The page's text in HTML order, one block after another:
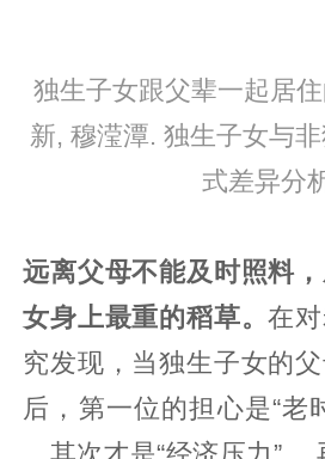
独生子女跟父辈一起居
新, 穆滢潭. 独生子女与
式差异分
远离父母不能及时照料
女身上最重的稻草。在
究发现，当独生子女的
后，第一位的担心是“老